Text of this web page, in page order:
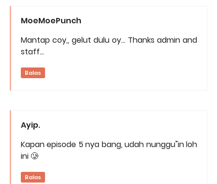
MoeMoePunch
Mantap coy,, gelut dulu oy... Thanks admin and
staff...
Balas
Ayip.
Kapan episode 5 nya bang, udah nunggu"in loh
ini 🥲
Balas